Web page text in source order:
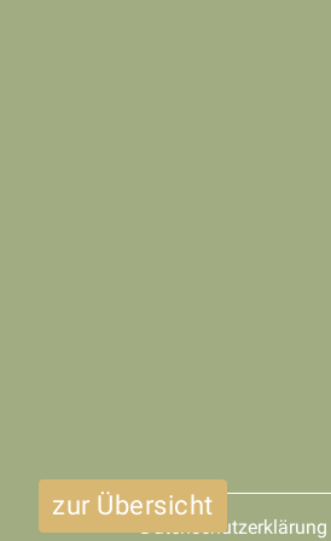
zur Übersicht
Datenschutzerklärung